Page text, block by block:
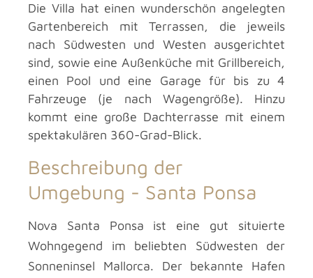
Die Villa hat einen wunderschön angelegten
Gartenbereich mit Terrassen, die jeweils
nach Südwesten und Westen ausgerichtet
sind, sowie eine Außenküche mit Grillbereich,
einen Pool und eine Garage für bis zu 4
Fahrzeuge (je nach Wagengröße). Hinzu
kommt eine große Dachterrasse mit einem
spektakulären 360-Grad-Blick.
Beschreibung der
Umgebung - Santa Ponsa
Nova Santa Ponsa ist eine gut situierte
Wohngegend im beliebten Südwesten der
Sonneninsel Mallorca. Der bekannte Hafen